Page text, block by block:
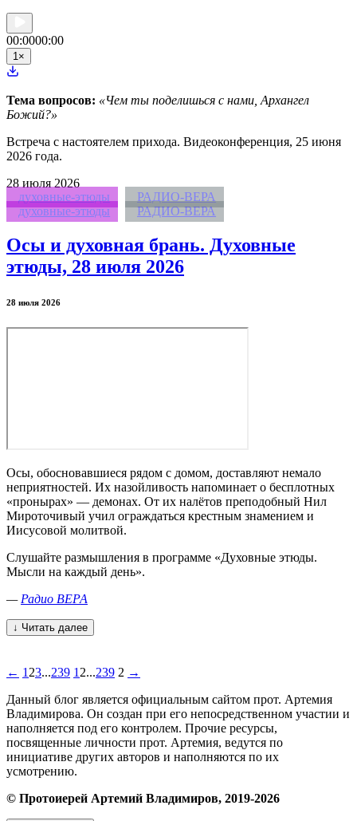
00:0000:00
1 ×
Тема вопросов: «Чем ты поделишься с нами, Архангел
Божий?»
Встреча с настоятелем прихода. Видеоконференция, 25 июня
2026 года.
28 июля 2026
духовные-этюды
РАДИО-ВЕРА
духовные-этюды
РАДИО-ВЕРА
Осы и духовная брань. Духовные
этюды, 28 июля 2026
28 июля 2026
Осы, обосновавшиеся рядом с домом, доставляют немало
неприятностей. Их назойливость напоминает о бесплотных
«пронырах» — демонах. От их налётов преподобный Нил
Мироточивый учил ограждаться крестным знамением и
Иисусовой молитвой.
Слушайте размышления в программе «Духовные этюды.
Мысли на каждый день».
—Радио ВЕРА
↓ Читать далее
← 123...239 12...239 2 →
Данный блог является официальным сайтом прот. Артемия
Владимирова. Он создан при его непосредственном участии и
наполняется под его контролем. Прочие ресурсы,
посвященные личности прот. Артемия, ведутся по
инициативе других авторов и наполняются по их
усмотрению.
© Протоиерей Артемий Владимиров, 2019-2026